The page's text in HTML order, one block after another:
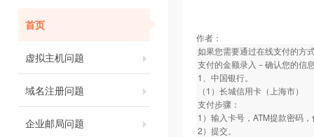
首页
虚拟主机问题
域名注册问题
企业邮局问题
作者：
如果您需要通过在线支付的方
支付的金额录入－确认您的信
1、中国银行。
（1）长城信用卡（上海市）
支付步骤：
1）输入卡号，ATM提款密码
2）提交。